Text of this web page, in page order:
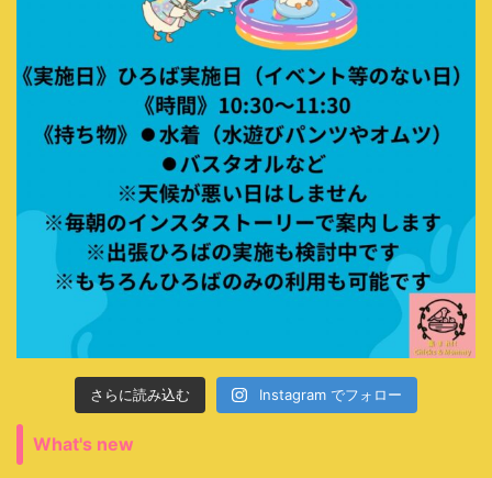
さらに読み込む Instagram でフォロー
What's new